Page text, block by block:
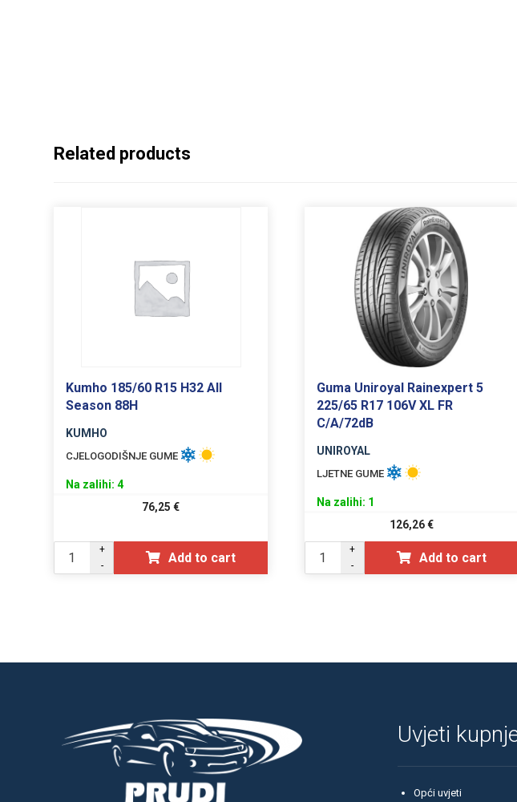
Related products
Kumho 185/60 R15 H32 All
Season 88H
KUMHO
CJELOGODIŠNJE GUME
Na zalihi: 4
76,25€
+
-
Add to cart
Guma Uniroyal Rainexpert 5
225/65 R17 106V XL FR
C/A/72dB
UNIROYAL
LJETNE GUME
Na zalihi: 1
126,26€
+
-
Add to cart
Uvjeti
Opći uvjeti